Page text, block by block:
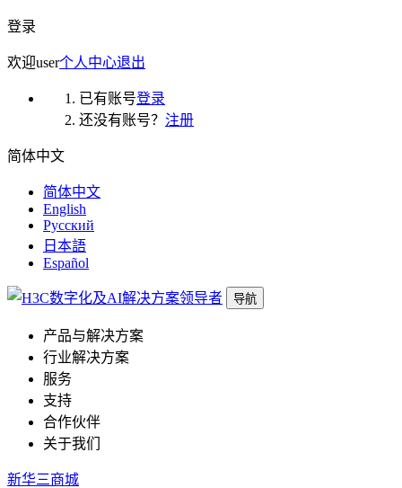
登录
欢迎user个人中心退出
已有账号登录
还没有账号？ 注册
简体中文
简体中文
English
Русский
日本語
Español
导航
产品与解决方案
行业解决方案
服务
支持
合作伙伴
关于我们
新华三商城